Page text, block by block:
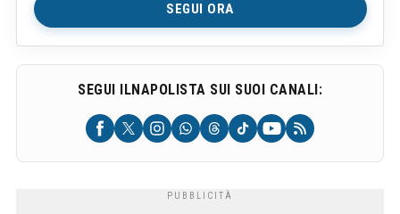
SEGUI ORA
SEGUI ILNAPOLISTA SUI SUOI CANALI: